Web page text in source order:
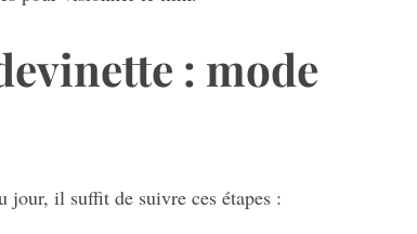
: mode
jour, il suffit de suivre ces étapes :